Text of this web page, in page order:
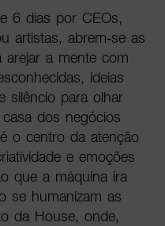
6 dias por CEOs,
artistas, abrem-se as
arejar a mente com
ideias
silêncio para olhar
dos negócios
o centro da atenção
e emoções
que a máquina ira
se humanizam as
da House, onde,